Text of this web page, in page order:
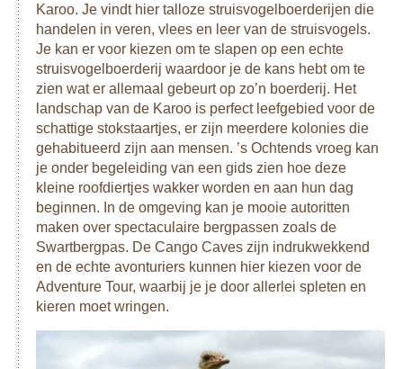
Karoo. Je vindt hier talloze struisvogelboerderijen die
handelen in veren, vlees en leer van de struisvogels.
Je kan er voor kiezen om te slapen op een echte
struisvogelboerderij waardoor je de kans hebt om te
zien wat er allemaal gebeurt op zo’n boerderij. Het
landschap van de Karoo is perfect leefgebied voor de
schattige stokstaartjes, er zijn meerdere kolonies die
gehabitueerd zijn aan mensen. ’s Ochtends vroeg kan
je onder begeleiding van een gids zien hoe deze
kleine roofdiertjes wakker worden en aan hun dag
beginnen. In de omgeving kan je mooie autoritten
maken over spectaculaire bergpassen zoals de
Swartbergpas. De Cango Caves zijn indrukwekkend
en de echte avonturiers kunnen hier kiezen voor de
Adventure Tour, waarbij je je door allerlei spleten en
kieren moet wringen.